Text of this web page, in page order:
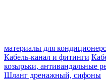
материалы для
Кабель-канал и фитинги
козырьки, антивандальные
Шланг дренажный, сифоны